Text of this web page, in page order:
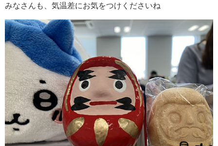
みなさんも、気温差にお気をつけくださいね